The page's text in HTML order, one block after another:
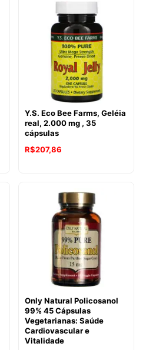
Y.S. Eco Bee Farms, Geléia
real, 2.000 mg , 35
cápsulas
R$207,86
Only Natural Policosanol
99% 45 Cápsulas
Vegetarianas: Saúde
Cardiovascular e
Vitalidade